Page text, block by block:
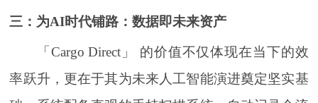
三：为AI时代铺路：数据即未来资产
「Cargo Direct」 的价值不仅体现在当下的效
率跃升，更在于其为未来人工智能演进奠定坚实基